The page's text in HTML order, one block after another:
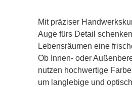
Mit präziser
Auge fürs Detail
Lebensräumen eine
Ob Innen- oder
nutzen hochwertige
um langlebige und optisch